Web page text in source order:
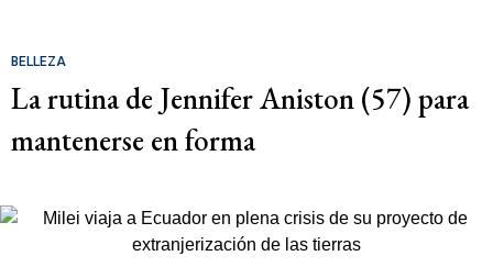
BELLEZA
La rutina de Jennifer Aniston (57) para
mantenerse en forma